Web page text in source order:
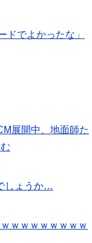
ドでよかったな」
展開中、地面師た
しょうか…
ｗｗｗｗｗｗｗｗ